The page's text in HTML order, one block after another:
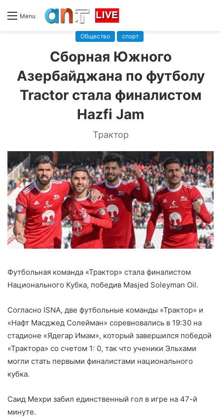
Menu
Общество спорт
Сборная Южного
Азербайджана по футболу
Tractor стала финалистом
Hazfi Jam
Трактор
Футбольная команда «Трактор» стала финалистом
Национального Кубка, победив Masjed Soleyman Oil.
Согласно ISNA, две футбольные команды «Трактор» и
«Нафт Масджед Солейман» соревновались в 19:30 на
стадионе «Ядегар Имам», который завершился победой
«Трактора» со счетом 1: 0, так что ученики Эльхами
могли стать первыми финалистами национального
кубка.
Саид Мехри забил единственный гол в игре на 47-й
минуте.